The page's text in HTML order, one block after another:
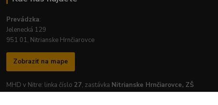
Prevádzka:
Jelenecká 129
951 01, Nitrianske Hrnčiarovce
Zobraziť na mape
MHD v Nitre: linka číslo 27, zastávka Nitrianske Hrnčiarovce, ZŠ